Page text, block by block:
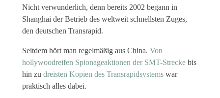
Nicht verwunderlich, denn bereits 2002 begann in
Shanghai der Betrieb des weltweit schnellsten Zuges,
den deutschen Transrapid.
Seitdem hört man regelmäßig aus China. Von
hollywoodreifen Spionageaktionen der SMT-Strecke bis
hin zu dreisten Kopien des Transrapidsystems war
praktisch alles dabei.